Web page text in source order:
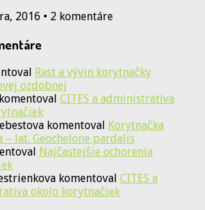
2016 • 2 komentáre
Rast a vývin korytnačky
ozdobnej
komentoval CITES a administratíva
komentoval Korytnačka
– lat. Geochelone pardalis
Najčastejšie ochorenia
komentoval CITES a
okolo korytnačiek